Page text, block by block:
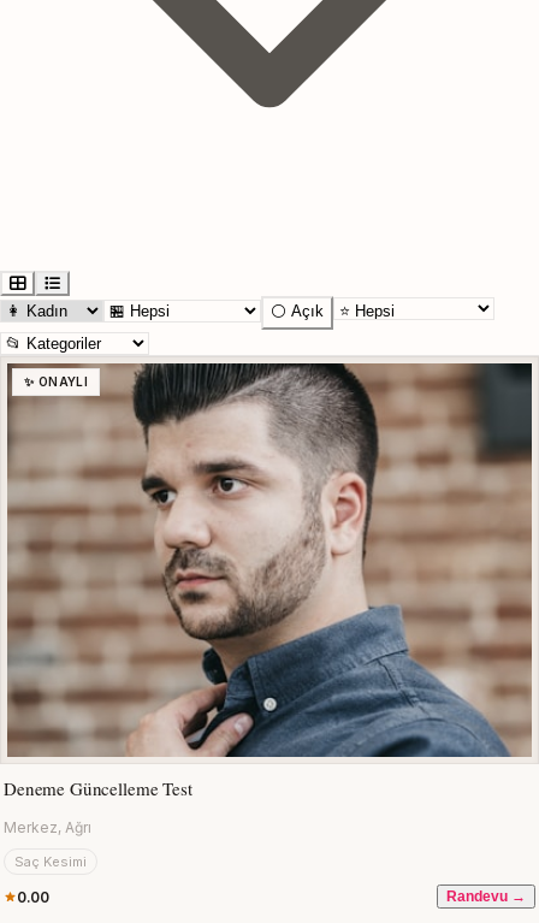
⚪ Açık
✨ ONAYLI
Deneme Güncelleme Test
Merkez, Ağrı
Saç Kesimi
0.00 Randevu →